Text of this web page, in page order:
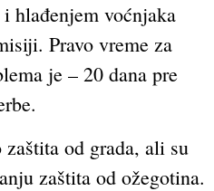
hlađenjem voćnjaka
Pravo vreme za
je – 20 dana pre
od grada, ali su
zaštita od ožegotina.